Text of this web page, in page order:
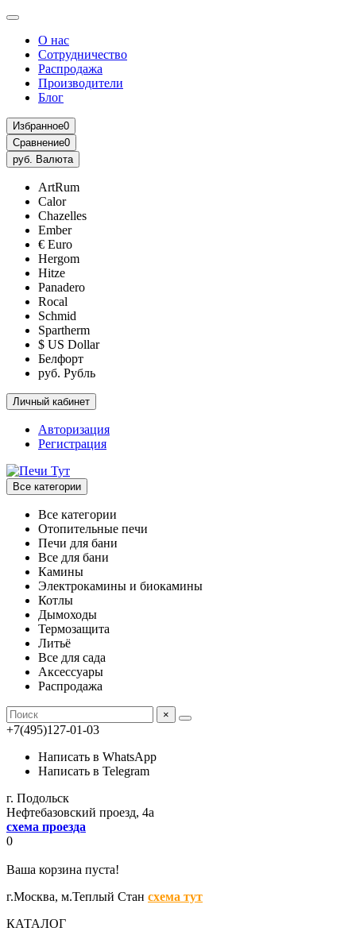
О нас
Сотрудничество
Распродажа
Производители
Блог
Избранное0
Сравнение0
руб. Валюта
ArtRum
Calor
Chazelles
Ember
€ Euro
Hergom
Hitze
Panadero
Rocal
Schmid
Spartherm
$ US Dollar
Белфорт
руб. Рубль
Личный кабинет
Авторизация
Регистрация
Все категории
Все категории
Отопительные печи
Печи для бани
Все для бани
Камины
Электрокамины и биокамины
Котлы
Дымоходы
Термозащита
Литьё
Все для сада
Аксессуары
Распродажа
×
+7(495)127-01-03
Написать в WhatsApp
Написать в Telegram
г. Подольск
Нефтебазовский проезд, 4а
схема проезда
0
Ваша корзина пуста!
г.Москва, м.Теплый Стан схема тут
КАТАЛОГ